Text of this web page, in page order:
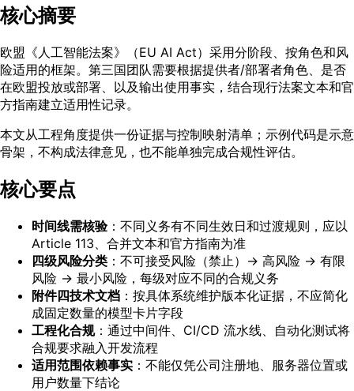
核心摘要
欧盟《人工智能法案》（EU AI Act）采用分阶段、按角色和风
险适用的框架。第三国团队需要根据提供者/部署者角色、是否
在欧盟投放或部署、以及输出使用事实，结合现行法案文本和官
方指南建立适用性记录。
本文从工程角度提供一份证据与控制映射清单；示例代码是示意
骨架，不构成法律意见，也不能单独完成合规性评估。
核心要点
时间线需核验：不同义务有不同生效日和过渡规则，应以
Article 113、合并文本和官方指南为准
四级风险分类 ：不可接受风险（禁止）→ 高风险 → 有限
风险 → 最小风险，每级对应不同的合规义务
附件四技术文档 ：按具体系统维护版本化证据，不应简化
成固定数量的模型卡片字段
工程化合规：通过中间件、CI/CD 流水线、自动化测试将
合规要求融入开发流程
适用范围依赖事实 ：不能仅凭公司注册地、服务器位置或
用户数量下结论